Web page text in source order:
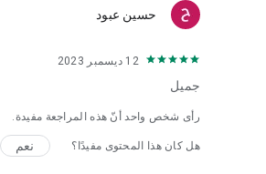
حسين عبود
12 ديسمبر 2023
جميل
رأى شخص واحد أنّ هذه المراجعة مفيدة.
هل كان هذا المحتوى مفيدًا؟ نعم